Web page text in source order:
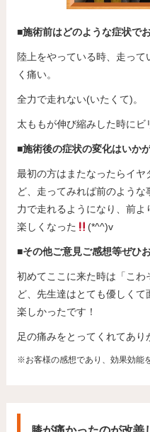
■施術前はどのような症状で
陸上をやっている時、走っ
く痛い。
全力で走れない(いたくて)。
太ももが伸び縮みした時にビ
■施術後の症状の変化はいか
最初の方はまたなったらイ
ど、走ってみれば前のよう
力で走れるようになり、前
楽しくなった
(*^^)v
■その他ご意見ご感想等ぜひ
初めてここに来た時は「こ
ど、先生達はとても優しく
楽しかったです！
足の痛みをとってくれてあり
※お客様の感想であり、効果効能